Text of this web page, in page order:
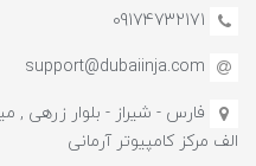
09174732171
support@dubaiinja.com
الف مرکز کامپیوتر آرمانی